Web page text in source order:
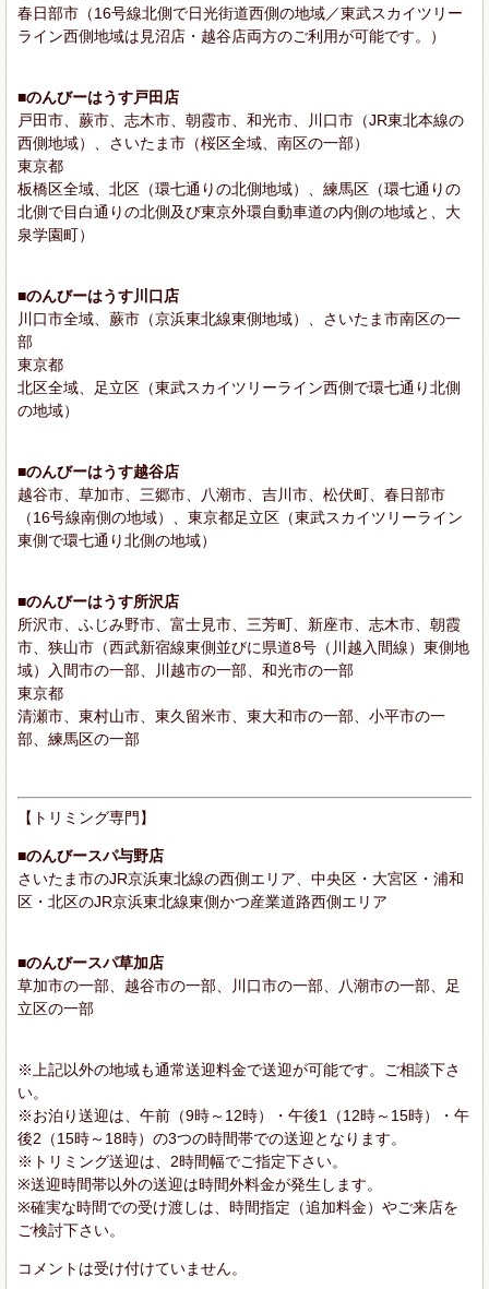
春日部市（16号線北側で日光街道西側の地域／東武スカイツリー
ライン西側地域は見沼店・越谷店両方のご利用が可能です。）
■のんびーはうす戸田店
戸田市、蕨市、志木市、朝霞市、和光市、川口市（JR東北本線の
西側地域）、さいたま市（桜区全域、南区の一部）
東京都
板橋区全域、北区（環七通りの北側地域）、練馬区（環七通りの
北側で目白通りの北側及び東京外環自動車道の内側の地域と、大
泉学園町）
■のんびーはうす川口店
川口市全域、蕨市（京浜東北線東側地域）、さいたま市南区の一
部
東京都
北区全域、足立区（東武スカイツリーライン西側で環七通り北側
の地域）
■のんびーはうす越谷店
越谷市、草加市、三郷市、八潮市、吉川市、松伏町、春日部市
（16号線南側の地域）、東京都足立区（東武スカイツリーライン
東側で環七通り北側の地域）
■のんびーはうす所沢店
所沢市、ふじみ野市、富士見市、三芳町、新座市、志木市、朝霞
市、狭山市（西武新宿線東側並びに県道8号（川越入間線）東側地
域）入間市の一部、川越市の一部、和光市の一部
東京都
清瀬市、東村山市、東久留米市、東大和市の一部、小平市の一
部、練馬区の一部
【トリミング専門】
■のんびースパ与野店
さいたま市のJR京浜東北線の西側エリア、中央区・大宮区・浦和
区・北区のJR京浜東北線東側かつ産業道路西側エリア
■のんびースパ草加店
草加市の一部、越谷市の一部、川口市の一部、八潮市の一部、足
立区の一部
※上記以外の地域も通常送迎料金で送迎が可能です。ご相談下さ
い。
※お泊り送迎は、午前（9時～12時）・午後1（12時～15時）・午
後2（15時～18時）の3つの時間帯での送迎となります。
※トリミング送迎は、2時間幅でご指定下さい。
※送迎時間帯以外の送迎は時間外料金が発生します。
※確実な時間での受け渡しは、時間指定（追加料金）やご来店を
ご検討下さい。
コメントは受け付けていません。